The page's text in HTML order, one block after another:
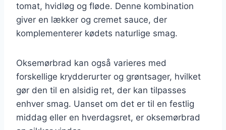
tomat, hvidløg og fløde. Denne kombination
giver en lækker og cremet sauce, der
komplementerer kødets naturlige smag.
Oksemørbrad kan også varieres med
forskellige krydderurter og grøntsager, hvilket
gør den til en alsidig ret, der kan tilpasses
enhver smag. Uanset om det er til en festlig
middag eller en hverdagsret, er oksemørbrad